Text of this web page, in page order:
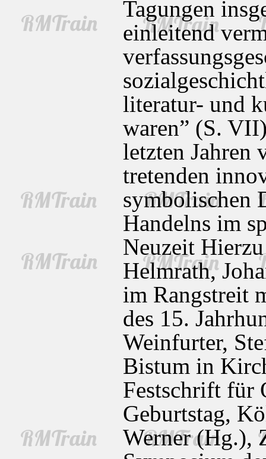
Tagungen
einleitend
literatur- und
waren” (S.
letzten Jahren
tretenden
symbolischen
Handelns im
Neuzeit
Helmrath,
im Rangstreit
des 15.
Weinfurter,
Bistum in
Festschrift für
Geburtstag,
Werner (Hg.),